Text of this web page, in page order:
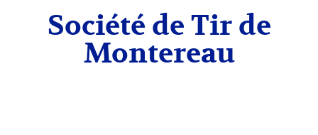
Société de Tir de
Montereau